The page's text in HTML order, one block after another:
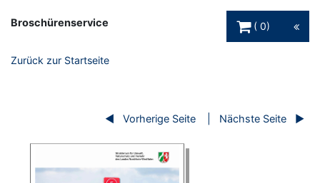
Broschürenservice
0
Zurück zur Startseite
Vorherige Seite Nächste Seite